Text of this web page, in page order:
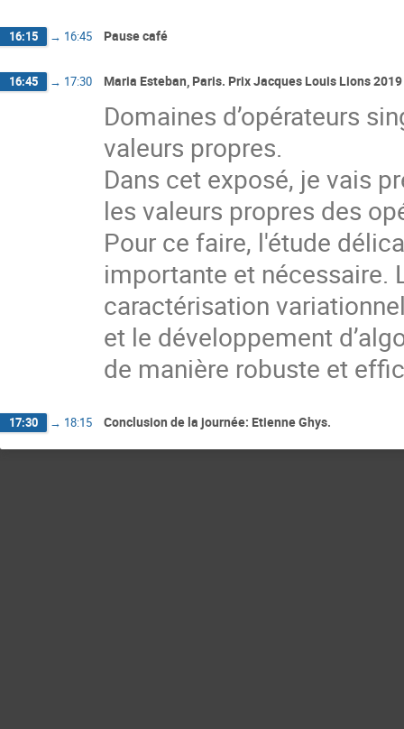
16:15 → 16:45 Pause café
16:45 → 17:30 Maria Esteban, Paris. Prix Jacques Louis Lions 2019
Domaines d’opérateurs
valeurs propres.
Dans cet exposé, je vais
les valeurs propres des
Pour ce faire, l'étude
importante et nécessaire.
caractérisation
et le développement
de manière robuste et
17:30 → 18:15 Conclusion de la journée: Etienne Ghys.